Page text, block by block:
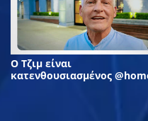
Ο Τζιμ είναι
κατενθουσιασμένος